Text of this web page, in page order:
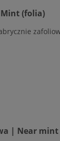
(folia)
| Near mint